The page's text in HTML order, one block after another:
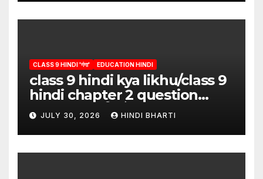
CLASS 9 HINDI 'गंगा' EDUCATION HINDI
class 9 hindi kya likhu/class 9
hindi chapter 2 question
answer/क्या लिखूँ-पदुमलाल/class 9
hindi
JULY 30, 2026 HINDI BHARTI